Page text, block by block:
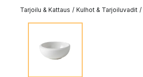
Tarjoilu & Kattaus / Kulhot & Tarjoiluvadit /